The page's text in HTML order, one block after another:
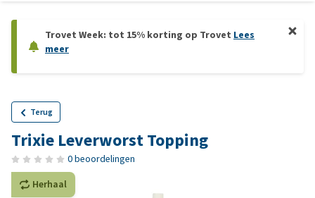
Trovet Week: tot 15% korting op Trovet Lees
meer
Terug
Trixie Leverworst Topping
0 beoordelingen
Herhaal